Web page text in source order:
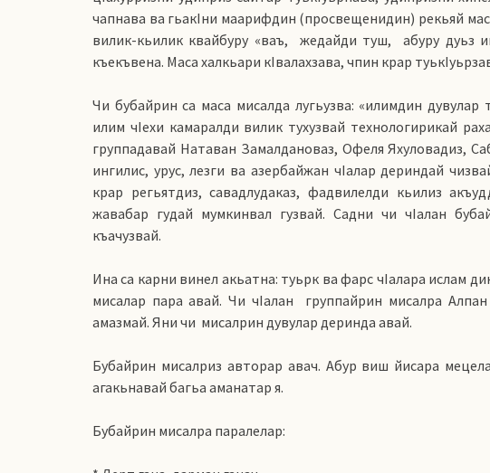
чапнава ва гьакIни маарифдин (просвещенидин) рекьяй
вилик-кьилик квайбуру «ваъ,
жедайди туш, абуру дуьз
къекъвена. Маса халкьари кIвалахзава, чпин крар
Чи бубайрин са маса мисалда лугьузва: «илимдин
илим чIехи камаралди вилик тухузвай технологирикай
группадавай Натаван Замалдановаз, Офеля Яхуловадиз,
ингилис, урус, лезги ва азербайжан чIалар дериндай
крар регьятдиз, савадлудаказ, фадвилелди кьилиз
жавабар гудай мумкинвал гузвай. Садни чи чIалан
къачузвай.
Ина са карни винел акьатна: туьрк ва фарс чIалара ислам
мисалар пара авай. Чи чIалан
группайрин мисалра
амазмай. Яни чи мисалрин дувулар деринда авай.
Бубайрин мисалриз авторар авач. Абур виш йисара
агакьнавай багьа аманатар я.
Бубайрин мисалра паралелар: